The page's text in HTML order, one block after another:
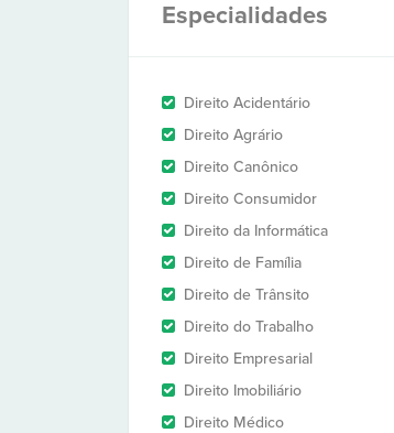
Especialidades
Direito Acidentário
Direito Agrário
Direito Canônico
Direito Consumidor
Direito da Informática
Direito de Família
Direito de Trânsito
Direito do Trabalho
Direito Empresarial
Direito Imobiliário
Direito Médico